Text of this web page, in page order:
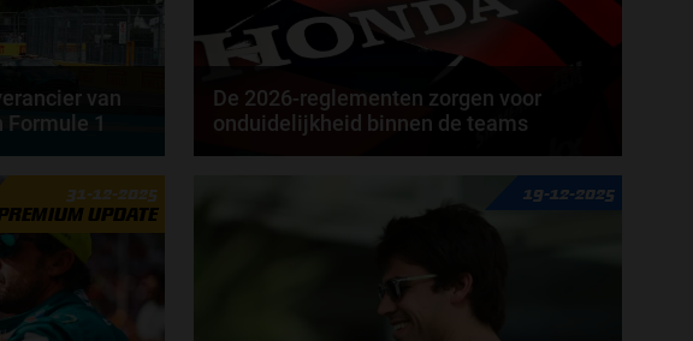
van
1
1-seizoen 2026
van de...
De 2026-reglementen zorgen voor
onduidelijkheid binnen de teams
Van Red Bull naar Aston Martin, dat is de route die
Honda per 2026 zal gaan bewandelen. En
31-12-2025
UPDATE
19-12-2025